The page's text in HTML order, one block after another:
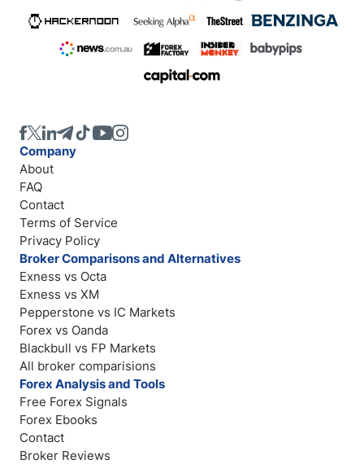
Company
About
FAQ
Contact
Terms of Service
Privacy Policy
Broker Comparisons and Alternatives
Exness vs Octa
Exness vs XM
Pepperstone vs IC Markets
Forex vs Oanda
Blackbull vs FP Markets
All broker comparisions
Forex Analysis and Tools
Free Forex Signals
Forex Ebooks
Contact
Broker Reviews